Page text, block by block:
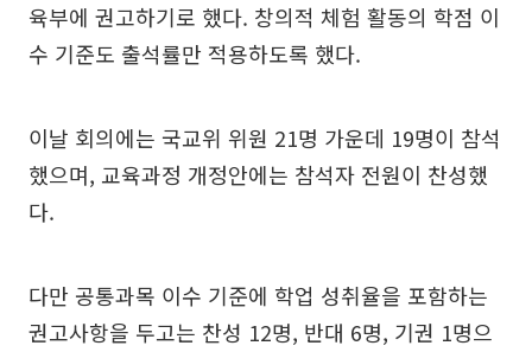
육부에 권고하기로 했다. 창의적 체험 활동의 학점 이
수 기준도 출석률만 적용하도록 했다.
이날 회의에는 국교위 위원 21명 가운데 19명이 참석
했으며, 교육과정 개정안에는 참석자 전원이 찬성했
다.
다만 공통과목 이수 기준에 학업 성취율을 포함하는
권고사항을 두고는 찬성 12명, 반대 6명, 기권 1명으